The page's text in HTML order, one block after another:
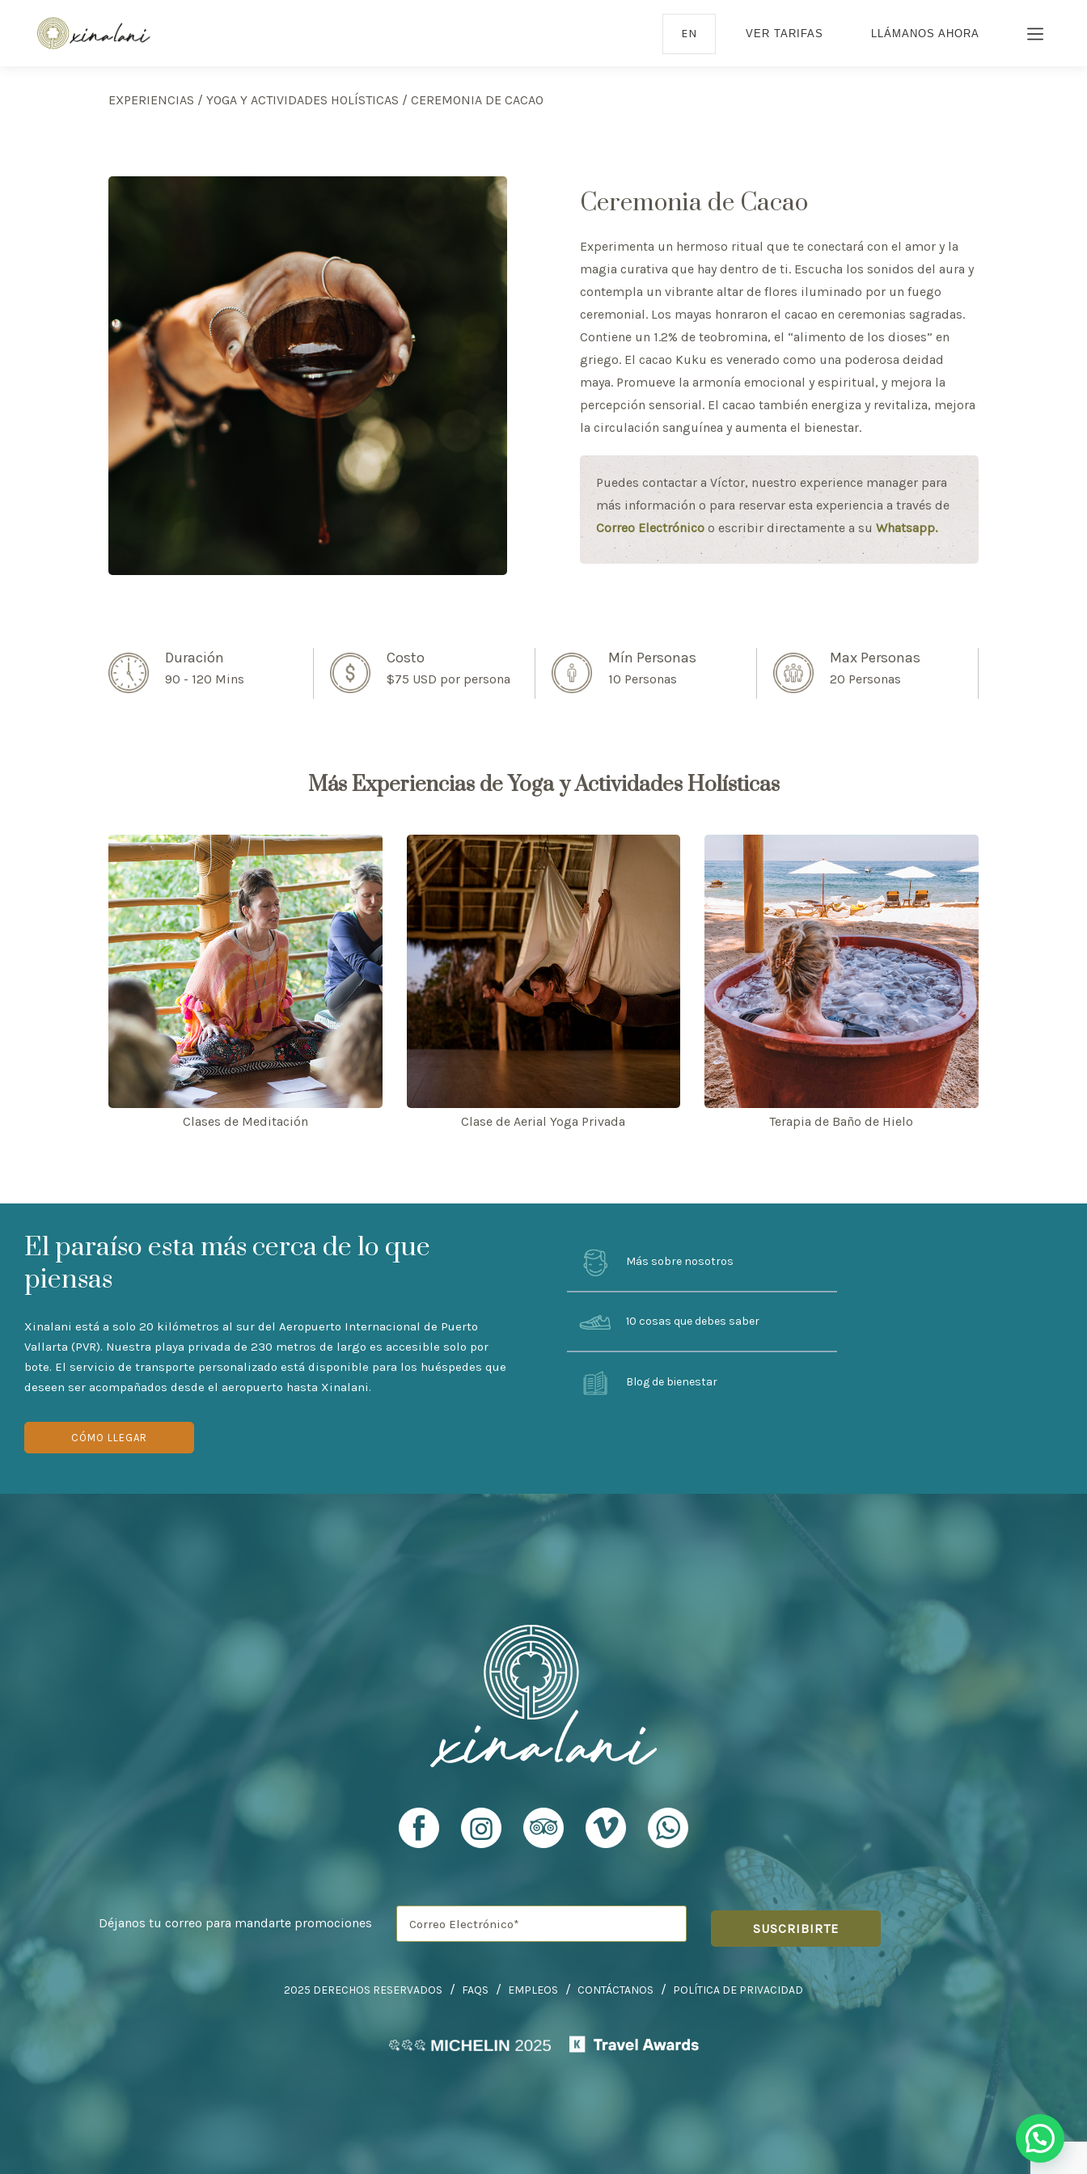
EN VER TARIFAS LLÁMANOS AHORA
EXPERIENCIAS /YOGA Y ACTIVIDADES HOLÍSTICAS /CEREMONIA DE CACAO
Ceremonia de Cacao
Experimenta un hermoso ritual que te conectará con el amor y la
magia curativa que hay dentro de ti. Escucha los sonidos del aura y
contempla un vibrante altar de flores iluminado por un fuego
ceremonial. Los mayas honraron el cacao en ceremonias sagradas.
Contiene un 1.2% de teobromina, el “alimento de los dioses” en
griego. El cacao Kuku es venerado como una poderosa deidad
maya. Promueve la armonía emocional y espiritual, y mejora la
percepción sensorial. El cacao también energiza y revitaliza, mejora
la circulación sanguínea y aumenta el bienestar.
Puedes contactar a Víctor, nuestro experience manager para
más información o para reservar esta experiencia a través de
Correo Electrónico o escribir directamente a su Whatsapp.
Duración
90 - 120 Mins
Costo
$75 USD por persona
Mín Personas
10 Personas
Max Personas
20 Personas
Más Experiencias de Yoga y Actividades Holísticas
Clases de Meditación Clase de Aerial Yoga Privada Terapia de Baño de Hielo
El paraíso esta más cerca de lo que
piensas
Xinalani está a solo 20 kilómetros al sur del Aeropuerto Internacional de Puerto
Vallarta (PVR). Nuestra playa privada de 230 metros de largo es accesible solo por
bote. El servicio de transporte personalizado está disponible para los huéspedes que
deseen ser acompañados desde el aeropuerto hasta Xinalani.
CÓMO LLEGAR
Más sobre nosotros
10 cosas que debes saber
Blog de bienestar
Déjanos tu correo para mandarte promociones
2025 DERECHOS RESERVADOS FAQS EMPLEOS CONTÁCTANOS POLÍTICA DE PRIVACIDAD